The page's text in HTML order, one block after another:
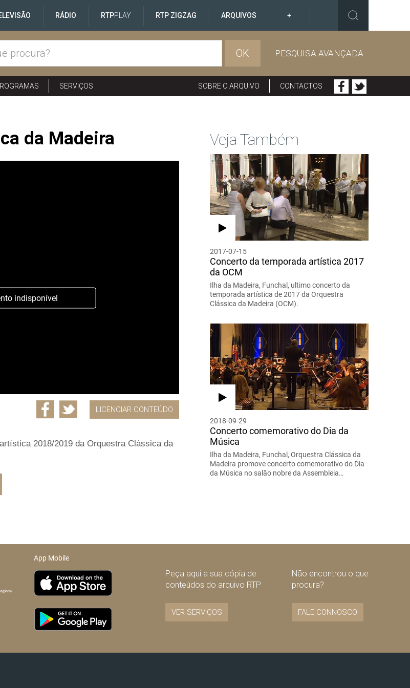
RÁDIO RTPPLAY RTP ZIGZAG ARQUIVOS +
OK PESQUISA AVANÇADA
SERVIÇOS SOBRE O ARQUIVO CONTACTOS
da Madeira
indisponível
LICENCIAR CONTEÚDO
2018/2019 da Orquestra Clássica da
Veja Também
2017-07-15
Concerto da temporada artística 2017
da OCM
Ilha da Madeira, Funchal, ultimo concerto da
temporada artística de 2017 da Orquestra
Clássica da Madeira (OCM).
2018-09-29
Concerto comemorativo do Dia da
Música
Ilha da Madeira, Funchal, Orquestra Clássica da
Madeira promove concerto comemorativo do Dia
da Música no salão nobre da Assembleia…
App Mobile
Peça aqui a sua cópia de
conteúdos do arquivo RTP
VER SERVIÇOS
Não encontrou o que
procura?
FALE CONNOSCO